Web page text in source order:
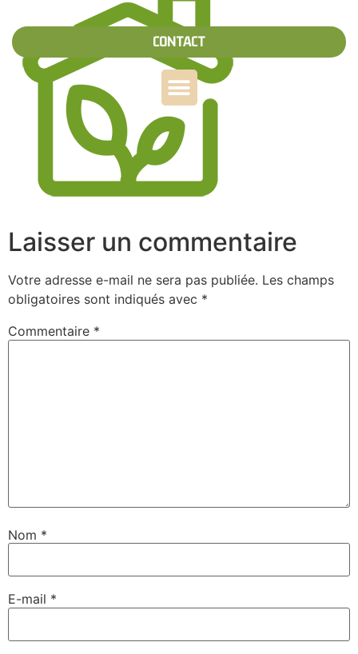
CONTACT
Laisser un commentaire
Votre adresse e-mail ne sera pas publiée. Les champs
obligatoires sont indiqués avec *
Commentaire *
Nom *
E-mail *